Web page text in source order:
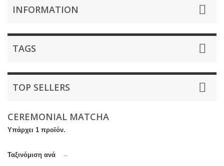
INFORMATION
TAGS
TOP SELLERS
CEREMONIAL MATCHA
Υπάρχει 1 προϊόν.
Ταξινόμιση ανά --